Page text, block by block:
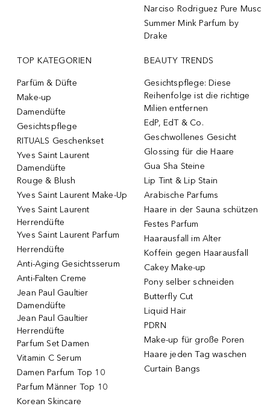
Narciso Rodriguez Pure Musc
Summer Mink Parfum by
Drake
TOP KATEGORIEN
Parfüm & Düfte
Make-up
Damendüfte
Gesichtspflege
RITUALS Geschenkset
Yves Saint Laurent
Damendüfte
Rouge & Blush
Yves Saint Laurent Make-Up
Yves Saint Laurent
Herrendüfte
Yves Saint Laurent Parfum
Herrendüfte
Anti-Aging Gesichtsserum
Anti-Falten Creme
Jean Paul Gaultier
Damendüfte
Jean Paul Gaultier
Herrendüfte
Parfum Set Damen
Vitamin C Serum
Damen Parfum Top 10
Parfum Männer Top 10
Korean Skincare
BEAUTY TRENDS
Gesichtspflege: Diese
Reihenfolge ist die richtige
Milien entfernen
EdP, EdT & Co.
Geschwollenes Gesicht
Glossing für die Haare
Gua Sha Steine
Lip Tint & Lip Stain
Arabische Parfums
Haare in der Sauna schützen
Festes Parfum
Haarausfall im Alter
Koffein gegen Haarausfall
Cakey Make-up
Pony selber schneiden
Butterfly Cut
Liquid Hair
PDRN
Make-up für große Poren
Haare jeden Tag waschen
Curtain Bangs